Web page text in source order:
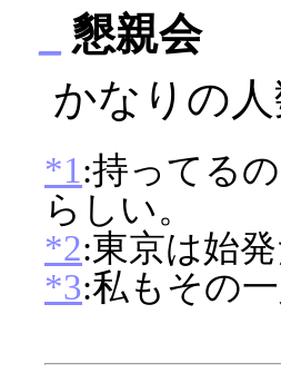
懇親会
かなりの
*1 :持ってる
らしい。
*2:東京は始
*3:私もその